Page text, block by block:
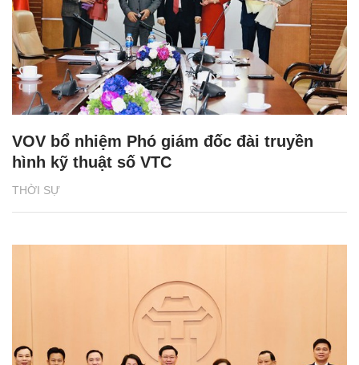
THỜI SỰ
VOV bổ nhiệm Phó giám đốc đài truyền
hình kỹ thuật số VTC